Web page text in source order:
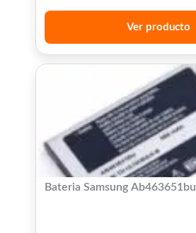
Ver producto
Bateria Samsung Ab463651bu